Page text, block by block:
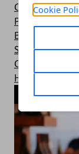
Cookie
Compra e
Pasqua
Befana
Schemi
Carnevale
Halloween
ARTICOLI